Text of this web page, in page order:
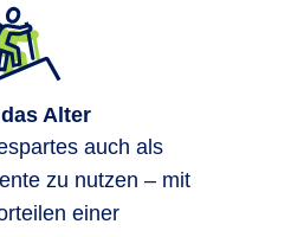
Alter
auch als
zu nutzen – mit
einer